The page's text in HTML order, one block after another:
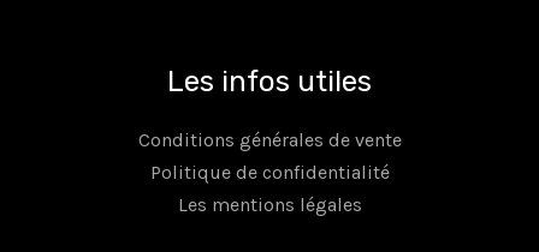
Les infos utiles
Conditions générales de vente
Politique de confidentialité
Les mentions légales